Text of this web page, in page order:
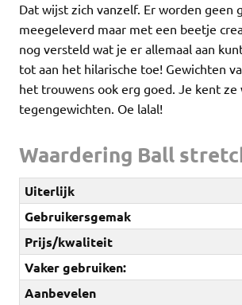
Dat wijst zich vanzelf. Er worden geen
meegeleverd maar met een beetje
nog versteld wat je er allemaal aan
tot aan het hilarische toe! Gewichten
het trouwens ook erg goed. Je kent ze
tegengewichten. Oe lalal!
Waardering Ball
Uiterlijk
Gebruikersgemak
Prijs/kwaliteit
Vaker gebruiken:
Aanbevelen